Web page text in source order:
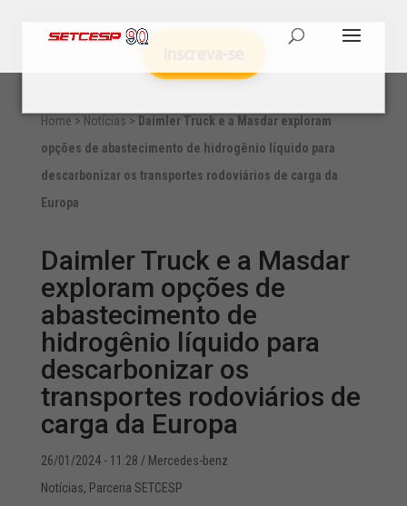
Home > Notícias > Daimler Truck e a Masdar exploram
opções de abastecimento de hidrogênio líquido para
descarbonizar os transportes rodoviários de carga da
Europa
Daimler Truck e a Masdar
exploram opções de
abastecimento de
hidrogênio líquido para
descarbonizar os
transportes rodoviários de
carga da Europa
26/01/2024 - 11:28 / Mercedes-benz
Notícias, Parceria SETCESP